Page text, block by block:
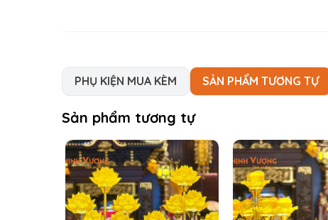
PHỤ KIỆN MUA KÈM SẢN PHẨM TƯƠNG TỰ
Sản phẩm tương tự